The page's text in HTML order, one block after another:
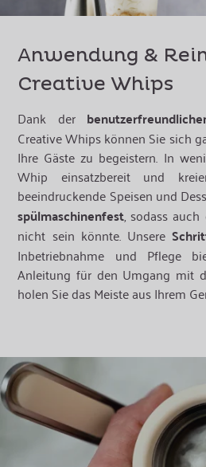
Anwendung &
Creative Whips
Dank der
Creative Whips können Sie sich
Ihre Gäste zu begeistern. In
Whip einsatzbereit und
beeindruckende Speisen und
spülmaschinenfest, sodass
nicht sein könnte. Unsere
Inbetriebnahme und Pflege
Anleitung für den Umgang mit
holen Sie das Meiste aus Ihrem